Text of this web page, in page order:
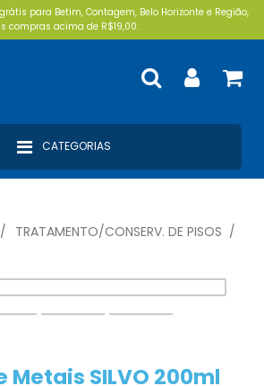
para Betim, Contagem, Belo Horizonte e Região,
compras acima de R$19,00.
CATEGORIAS
TRATAMENTO/CONSERV. DE PISOS
Metais SILVO 200ml